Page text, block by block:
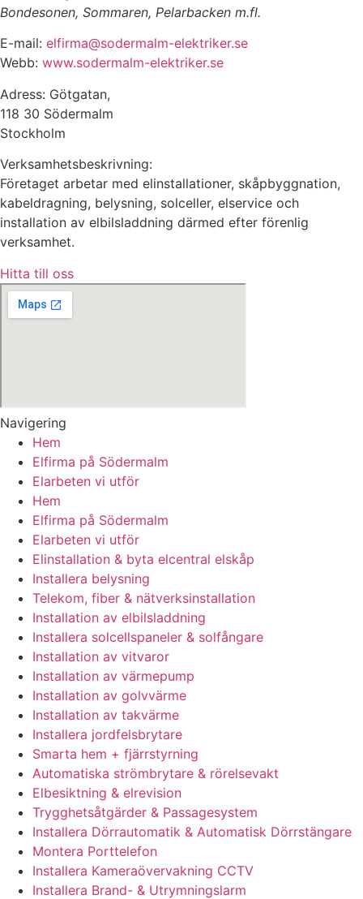
Bondesonen, Sommaren, Pelarbacken m.fl.
E-mail: elfirma@sodermalm-elektriker.se
Webb: www.sodermalm-elektriker.se
Adress: Götgatan,
118 30 Södermalm
Stockholm
Verksamhetsbeskrivning:
Företaget arbetar med elinstallationer, skåpbyggnation,
kabeldragning, belysning, solceller, elservice och
installation av elbilsladdning därmed efter förenlig
verksamhet.
Hitta till oss
Navigering
Hem
Elfirma på Södermalm
Elarbeten vi utför
Hem
Elfirma på Södermalm
Elarbeten vi utför
Elinstallation & byta elcentral elskåp
Installera belysning
Telekom, fiber & nätverksinstallation
Installation av elbilsladdning
Installera solcellspaneler & solfångare
Installation av vitvaror
Installation av värmepump
Installation av golvvärme
Installation av takvärme
Installera jordfelsbrytare
Smarta hem + fjärrstyrning
Automatiska strömbrytare & rörelsevakt
Elbesiktning & elrevision
Trygghetsåtgärder & Passagesystem
Installera Dörrautomatik & Automatisk Dörrstängare
Montera Porttelefon
Installera Kameraövervakning CCTV
Installera Brand- & Utrymningslarm